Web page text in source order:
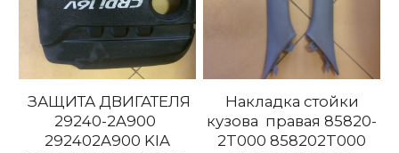
ЗАЩИТА ДВИГАТЕЛЯ
29240-2A900
292402A900 KIA
Накладка стойки
кузова правая 85820-
2T000 858202T000